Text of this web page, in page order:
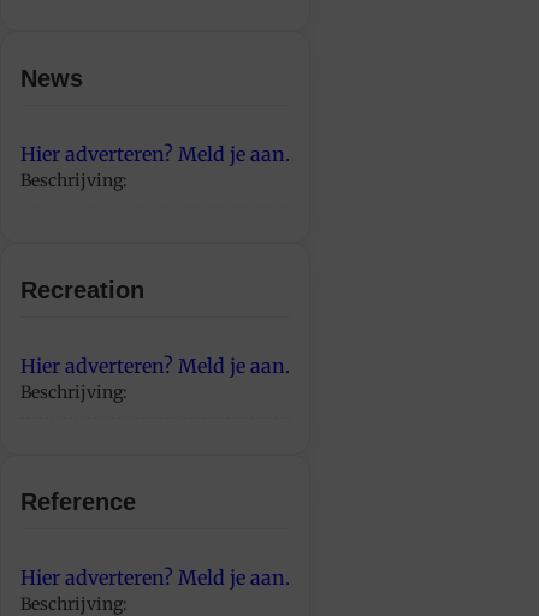
News
Hier adverteren? Meld je aan.
Beschrijving:
Recreation
Hier adverteren? Meld je aan.
Beschrijving:
Reference
Hier adverteren? Meld je aan.
Beschrijving: